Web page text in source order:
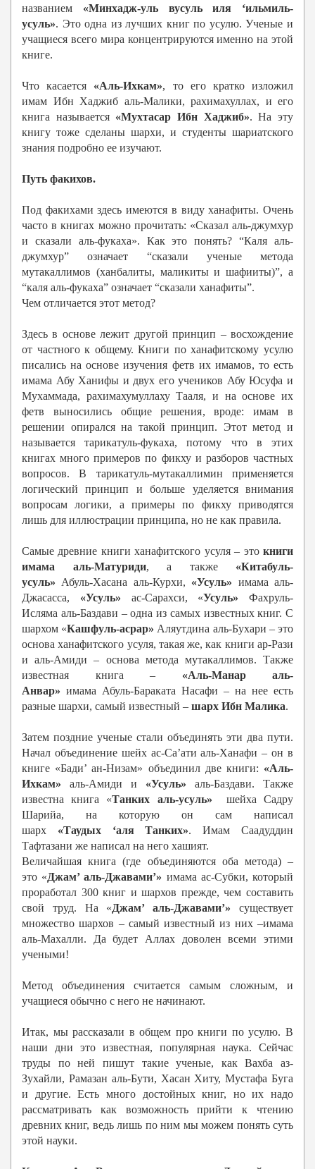
названием «Минхадж-уль вусуль иля ‘ильмиль-
усуль». Это одна из лучших книг по усулю. Ученые и
учащиеся всего мира концентрируются именно на этой
книге.
Что касается «Аль-Ихкам», то его кратко изложил
имам Ибн Хаджиб аль-Малики, рахимахуллах, и его
книга называется «Мухтасар Ибн Хаджиб». На эту
книгу тоже сделаны шархи, и студенты шариатского
знания подробно ее изучают.
Путь факихов.
Под факихами здесь имеются в виду ханафиты. Очень
часто в книгах можно прочитать: «Сказал аль-джумхур
и сказали аль-фукаха». Как это понять? “Каля аль-
джумхур” означает “сказали ученые метода
мутакаллимов (ханбалиты, маликиты и шафииты)”, а
“каля аль-фукаха” означает “сказали ханафиты”.
Чем отличается этот метод?
Здесь в основе лежит другой принцип – восхождение
от частного к общему. Книги по ханафитскому усулю
писались на основе изучения фетв их имамов, то есть
имама Абу Ханифы и двух его учеников Абу Юсуфа и
Мухаммада, рахимахумуллаху Тааля, и на основе их
фетв выносились общие решения, вроде: имам в
решении опирался на такой принцип. Этот метод и
называется тарикатуль-фукаха, потому что в этих
книгах много примеров по фикху и разборов частных
вопросов. В тарикатуль-мутакаллимин применяется
логический принцип и больше уделяется внимания
вопросам логики, а примеры по фикху приводятся
лишь для иллюстрации принципа, но не как правила.
Самые древние книги ханафитского усуля – это книги
имама аль-Матуриди, а также «Китабуль-
усуль» Абуль-Хасана аль-Курхи, «Усуль» имама аль-
Джасасса, «Усуль» ас-Сарахси, «Усуль» Фахруль-
Исляма аль-Баздави – одна из самых известных книг. С
шархом «Кашфуль-асрар» Аляутдина аль-Бухари – это
основа ханафитского усуля, такая же, как книги ар-Рази
и аль-Амиди – основа метода мутакаллимов. Также
известная книга – «Аль-Манар аль-
Анвар» имама Абуль-Бараката Насафи – на нее есть
разные шархи, самый известный – шарх Ибн Малика.
Затем поздние ученые стали объединять эти два пути.
Начал объединение шейх ас-Са’ати аль-Ханафи – он в
книге «Бади’ ан-Низам» объединил две книги: «Аль-
Ихкам» аль-Амиди и «Усуль» аль-Баздави. Также
известна книга «Танких аль-усуль» шейха Садру
Шарийа, на которую он сам написал
шарх «Таудых ‘аля Танких». Имам Саадуддин
Тафтазани же написал на него хашият.
Величайшая книга (где объединяются оба метода) –
это «Джам’ аль-Джавами’» имама ас-Субки, который
проработал 300 книг и шархов прежде, чем составить
свой труд. На «Джам’ аль-Джавами’» существует
множество шархов – самый известный из них –имама
аль-Махалли. Да будет Аллах доволен всеми этими
учеными!
Метод объединения считается самым сложным, и
учащиеся обычно с него не начинают.
Итак, мы рассказали в общем про книги по усулю. В
наши дни это известная, популярная наука. Сейчас
труды по ней пишут такие ученые, как Вахба аз-
Зухайли, Рамазан аль-Бути, Хасан Хиту, Мустафа Буга
и другие. Есть много достойных книг, но их надо
рассматривать как возможность прийти к чтению
древних книг, ведь лишь по ним мы можем понять суть
этой науки.